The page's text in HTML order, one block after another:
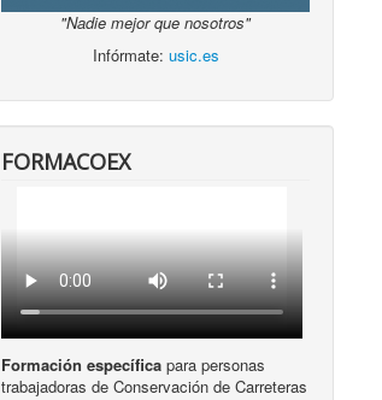
"Nadie mejor que nosotros"
Infórmate: usic.es
FORMACOEX
Formación específica para personas
trabajadoras de Conservación de Carreteras